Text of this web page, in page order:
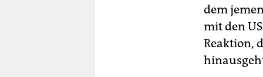
dem
mit den
Reaktion,